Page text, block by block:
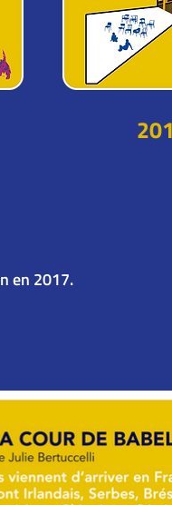
en 2017.